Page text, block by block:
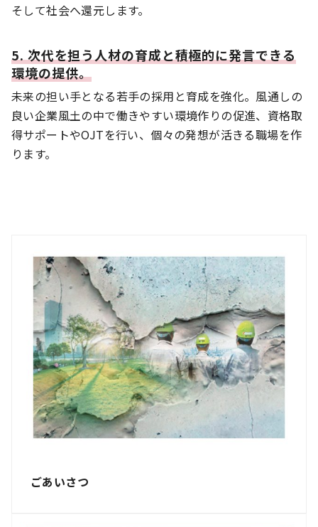
そして社会へ還元します。
5. 次代を担う人材の育成と積極的に発言できる
環境の提供。
未来の担い手となる若手の採用と育成を強化。風通しの
良い企業風土の中で働きやすい環境作りの促進、資格取
得サポートやOJTを行い、個々の発想が活きる職場を作
ります。
ごあいさつ